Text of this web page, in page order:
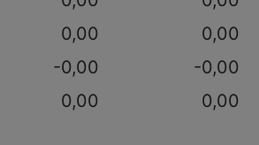
0,00 0,00
-0,00 -0,00
0,00 0,00